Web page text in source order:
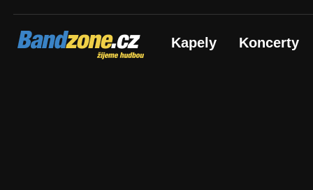
Bandzone.cz
žijeme hudbou Kapely Koncerty